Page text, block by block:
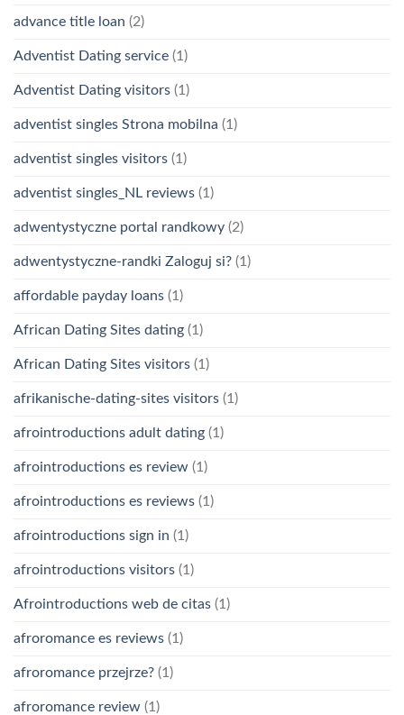
advance title loan (2)
Adventist Dating service (1)
Adventist Dating visitors (1)
adventist singles Strona mobilna (1)
adventist singles visitors (1)
adventist singles_NL reviews (1)
adwentystyczne portal randkowy (2)
adwentystyczne-randki Zaloguj si? (1)
affordable payday loans (1)
African Dating Sites dating (1)
African Dating Sites visitors (1)
afrikanische-dating-sites visitors (1)
afrointroductions adult dating (1)
afrointroductions es review (1)
afrointroductions es reviews (1)
afrointroductions sign in (1)
afrointroductions visitors (1)
Afrointroductions web de citas (1)
afroromance es reviews (1)
afroromance przejrze? (1)
afroromance review (1)